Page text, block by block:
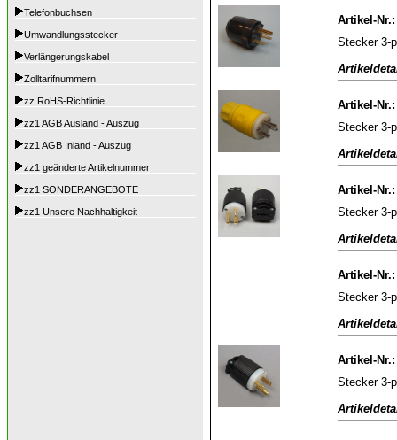
Telefonbuchsen
Umwandlungsstecker
Verlängerungskabel
Zolltarifnummern
zz RoHS-Richtlinie
zz1 AGB Ausland - Auszug
zz1 AGB Inland - Auszug
zz1 geänderte Artikelnummer
zz1 SONDERANGEBOTE
zz1 Unsere Nachhaltigkeit
Artikel-Nr.:
Stecker 3-
Artikel-Nr.:
Stecker 3-
Artikel-Nr.:
Stecker 3-
Artikel-Nr.:
Stecker 3-
Artikel-Nr.:
Stecker 3-